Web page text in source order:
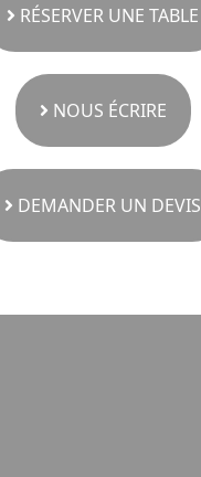
RÉSERVER UNE TABLE
NOUS ÉCRIRE
DEMANDER UN DEVIS